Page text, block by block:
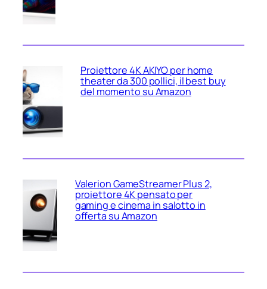
Proiettore 4K AKIYO per home
theater da 300 pollici, il best buy
del momento su Amazon
Valerion GameStreamer Plus 2,
proiettore 4K pensato per
gaming e cinema in salotto in
offerta su Amazon